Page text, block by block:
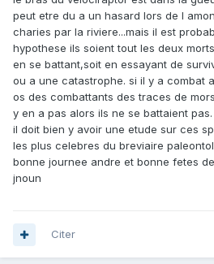
peut etre du a un hasard lors de l
charies par la riviere...mais il est
hypothese ils soient tout les deux
en se battant,soit en essayant de
ou a une catastrophe. si il y a combat
os des combattants des traces de
y en a pas alors ils ne se battaient pas.
il doit bien y avoir une etude sur ces
les plus celebres du breviaire
bonne journee andre et bonne fetes
jnoun
Citer